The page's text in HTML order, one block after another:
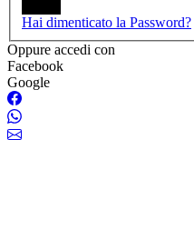
Hai dimenticato la Password?
Oppure accedi con
Facebook
Google